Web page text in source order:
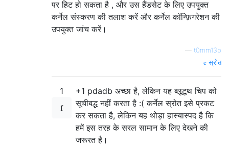
पर हिट हो सकता है , और उस हैंडसेट के लिए उपयुक्त
कर्नेल संस्करण की तलाश करें और कर्नेल कॉन्फ़िगरेशन की
उपयुक्त जांच करें।
t0mm13b
स्रोत
1
+1 pdadb अच्छा है, लेकिन यह ब्लूटूथ चिप को
सूचीबद्ध नहीं करता है :( कर्नेल स्रोत इसे प्रकट
कर सकता है, लेकिन यह थोड़ा हास्यास्पद है कि
हमें इस तरह के सरल सामान के लिए देखने की
जरूरत है।